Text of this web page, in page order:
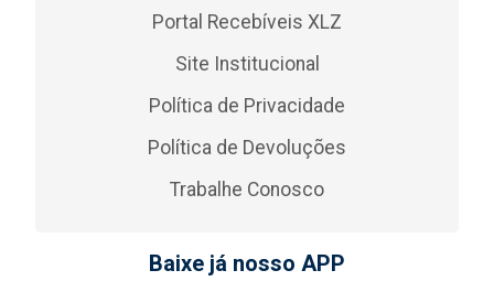
Portal Recebíveis XLZ
Site Institucional
Política de Privacidade
Política de Devoluções
Trabalhe Conosco
Baixe já nosso APP